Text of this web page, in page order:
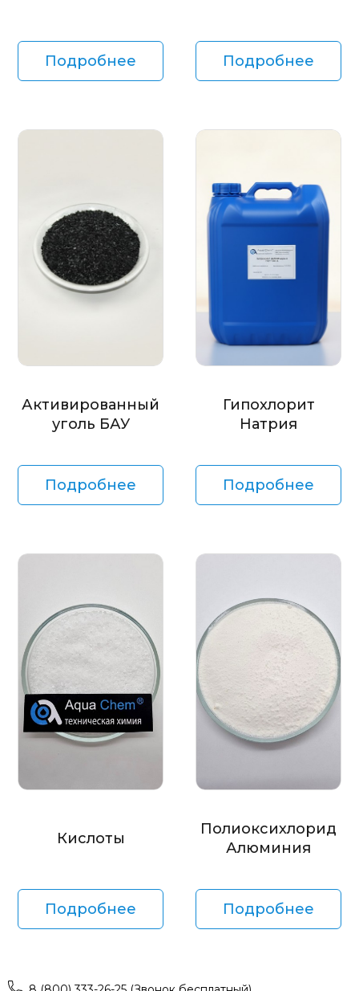
Подробнее Подробнее
Активированный
уголь БАУ
Подробнее
Гипохлорит
Натрия
Подробнее
Кислоты
Подробнее
Полиоксихлорид
Алюминия
Подробнее